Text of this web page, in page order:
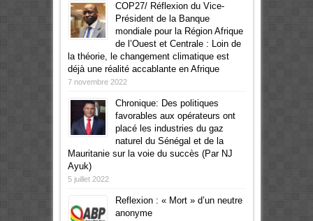
COP27/ Réflexion du Vice-
Président de la Banque
mondiale pour la Région Afrique
de l’Ouest et Centrale : Loin de
la théorie, le changement climatique est
déjà une réalité accablante en Afrique
7 novembre 2022
Chronique: Des politiques
favorables aux opérateurs ont
placé les industries du gaz
naturel du Sénégal et de la
Mauritanie sur la voie du succès (Par NJ
Ayuk)
5 juillet 2022
Reflexion : « Mort » d’un neutre
anonyme